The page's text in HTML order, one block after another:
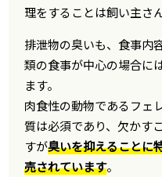
理をすることは飼い主さ
排泄物の臭いも、食事内
類の食事が中心の場合に
ます。
肉食性の動物であるフェ
質は必須であり、欠かす
すが臭いを抑えることに
売されています。